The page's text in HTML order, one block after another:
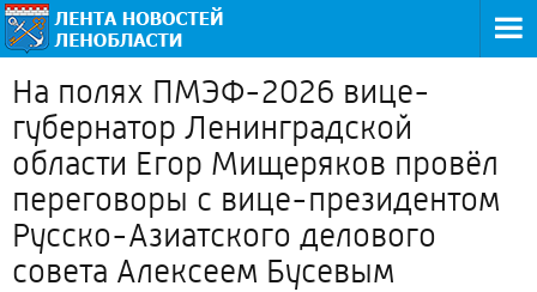
На полях ПМЭФ-2026 вице-
губернатор Ленинградской
области Егор Мищеряков провёл
переговоры с вице-президентом
Русско-Азиатского делового
совета Алексеем Бусевым